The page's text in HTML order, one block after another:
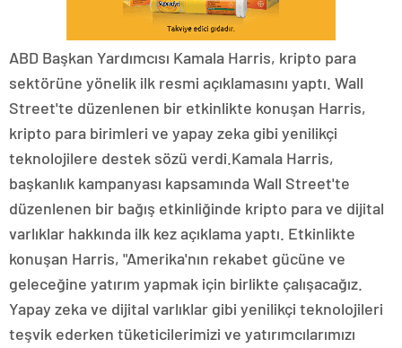
ABD Başkan Yardımcısı Kamala Harris, kripto para
sektörüne yönelik ilk resmi açıklamasını yaptı. Wall
Street'te düzenlenen bir etkinlikte konuşan Harris,
kripto para birimleri ve yapay zeka gibi yenilikçi
teknolojilere destek sözü verdi.Kamala Harris,
başkanlık kampanyası kapsamında Wall Street'te
düzenlenen bir bağış etkinliğinde kripto para ve dijital
varlıklar hakkında ilk kez açıklama yaptı. Etkinlikte
konuşan Harris, "Amerika'nın rekabet gücüne ve
geleceğine yatırım yapmak için birlikte çalışacağız.
Yapay zeka ve dijital varlıklar gibi yenilikçi teknolojileri
teşvik ederken tüketicilerimizi ve yatırımcılarımızı